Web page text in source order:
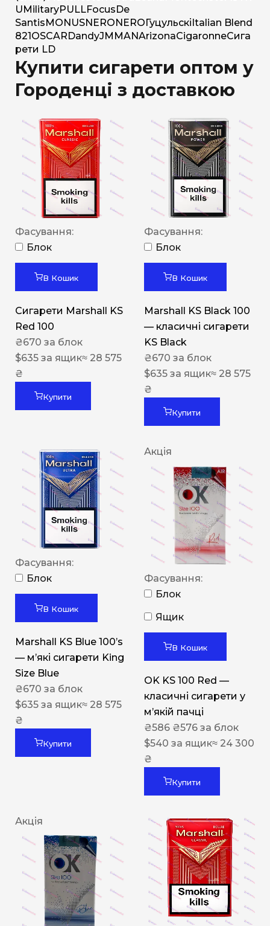
U MilitaryPULLFocus De
Santis MONUSNERO NERO Гуцульскі Italian Blend
821 OSCAR DandyJM MANArizonaCigaronneСига
рети LD
Купити сигарети оптом у
Городенці з доставкою
Фасування:
Блок
В Кошик
Сигарети Marshall KS
Red 100
₴670 за блок
$635 за ящик≈ 28 575
₴
Купити
Фасування:
Блок
В Кошик
Marshall KS Black 100
— класичні сигарети
KS Black
₴670 за блок
$635 за ящик≈ 28 575
₴
Купити
Фасування:
Блок
В Кошик
Marshall KS Blue 100’s
— м’які сигарети King
Size Blue
₴670 за блок
$635 за ящик≈ 28 575
₴
Купити
Акція
Фасування:
Блок
Ящик
В Кошик
OK KS 100 Red —
класичні сигарети у
м’якій пачці
₴586 ₴576 за блок
$540 за ящик≈ 24 300
₴
Купити
Акція